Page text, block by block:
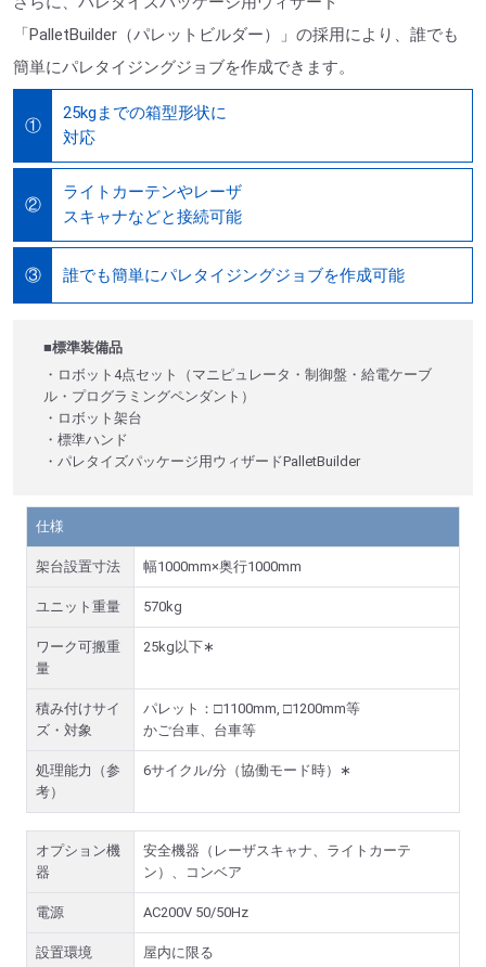
「PalletBuilder（パレットビルダー）」の採用により、誰でも
簡単にパレタイジングジョブを作成できます。
①
25kgまでの箱型形状に
対応
②
ライトカーテンやレーザ
スキャナなどと接続可能
③ 誰でも簡単にパレタイジングジョブを作成可能
■標準装備品
・ロボット4点セット（マニピュレータ・制御盤・給電ケーブ
ル・プログラミングペンダント）
・ロボット架台
・標準ハンド
・パレタイズパッケージ用ウィザードPalletBuilder
仕様
架台設置寸法 幅1000mm×奥行1000mm
ユニット重量 570kg
ワーク可搬重
量
25kg以下∗
積み付けサイ
ズ・対象
パレット：□1100mm, □1200mm等
かご台車、台車等
処理能力（参
考）
6サイクル/分（協働モード時）∗
オプション機
器
安全機器（レーザスキャナ、ライトカーテ
ン）、コンベア
電源 AC200V 50/50Hz
設置環境 屋内に限る